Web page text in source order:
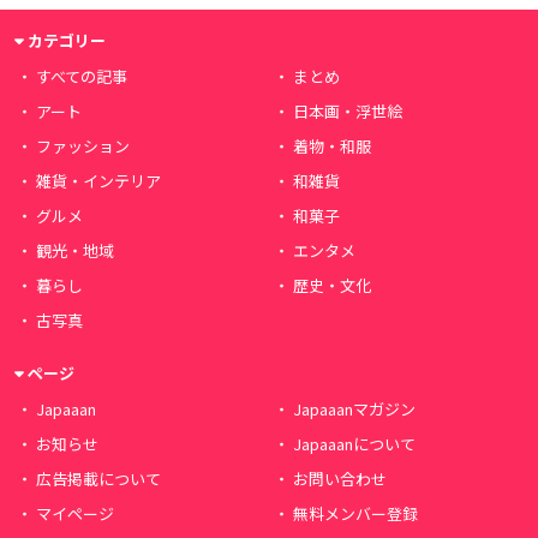
カテゴリー
すべての記事
まとめ
アート
日本画・浮世絵
ファッション
着物・和服
雑貨・インテリア
和雑貨
グルメ
和菓子
観光・地域
エンタメ
暮らし
歴史・文化
古写真
ページ
Japaaan
Japaaanマガジン
お知らせ
Japaaanについて
広告掲載について
お問い合わせ
マイページ
無料メンバー登録